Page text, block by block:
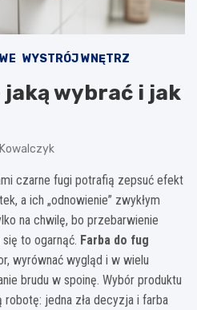
WYSTRÓJ WNĘTRZ
jaką wybrać i jak
czarne fugi potrafią zepsuć efekt
a ich „odnowienie” zwykłym
na chwilę, bo przebarwienie
to ogarnąć. Farba do fug
wyrównać wygląd i w wielu
brudu w spoinę. Wybór produktu
jedna zła decyzja i farba